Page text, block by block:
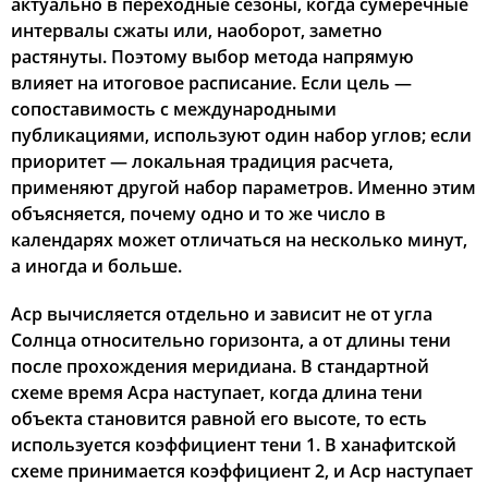
интервалы сжаты или, наоборот, заметно
растянуты. Поэтому выбор метода напрямую
влияет на итоговое расписание. Если цель —
сопоставимость с международными
публикациями, используют один набор углов; если
приоритет — локальная традиция расчета,
применяют другой набор параметров. Именно этим
объясняется, почему одно и то же число в
календарях может отличаться на несколько минут,
а иногда и больше.
Аср вычисляется отдельно и зависит не от угла
Солнца относительно горизонта, а от длины тени
после прохождения меридиана. В стандартной
схеме время Асра наступает, когда длина тени
объекта становится равной его высоте, то есть
используется коэффициент тени 1. В ханафитской
схеме принимается коэффициент 2, и Аср наступает